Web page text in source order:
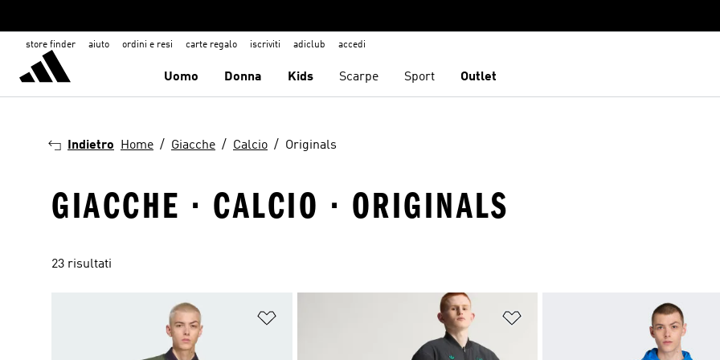
store finder aiuto ordini e resi carte regalo iscriviti adiclub accedi
Uomo Donna Kids Scarpe Sport Outlet
Indietro Home Giacche Calcio Originals
GIACCHE · CALCIO · ORIGINALS
23 risultati
Aggiungi alla lista dei desideri Aggiungi alla lista dei desideri